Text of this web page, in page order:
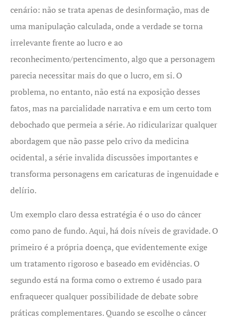
cenário: não se trata apenas de desinformação, mas de
uma manipulação calculada, onde a verdade se torna
irrelevante frente ao lucro e ao
reconhecimento/pertencimento, algo que a personagem
parecia necessitar mais do que o lucro, em si. O
problema, no entanto, não está na exposição desses
fatos, mas na parcialidade narrativa e em um certo tom
debochado que permeia a série. Ao ridicularizar qualquer
abordagem que não passe pelo crivo da medicina
ocidental, a série invalida discussões importantes e
transforma personagens em caricaturas de ingenuidade e
delírio.
Um exemplo claro dessa estratégia é o uso do câncer
como pano de fundo. Aqui, há dois níveis de gravidade. O
primeiro é a própria doença, que evidentemente exige
um tratamento rigoroso e baseado em evidências. O
segundo está na forma como o extremo é usado para
enfraquecer qualquer possibilidade de debate sobre
práticas complementares. Quando se escolhe o câncer